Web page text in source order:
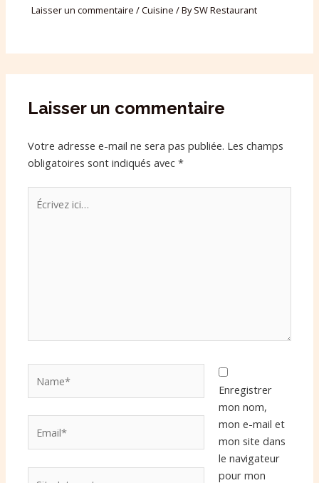
Laisser un commentaire /Cuisine / BySW Restaurant
Laisser un commentaire
Votre adresse e-mail ne sera pas publiée. Les champs
obligatoires sont indiqués avec*
ici…
Enregistrer
mon nom,
mon e-mail et
mon site dans
le navigateur
pour mon